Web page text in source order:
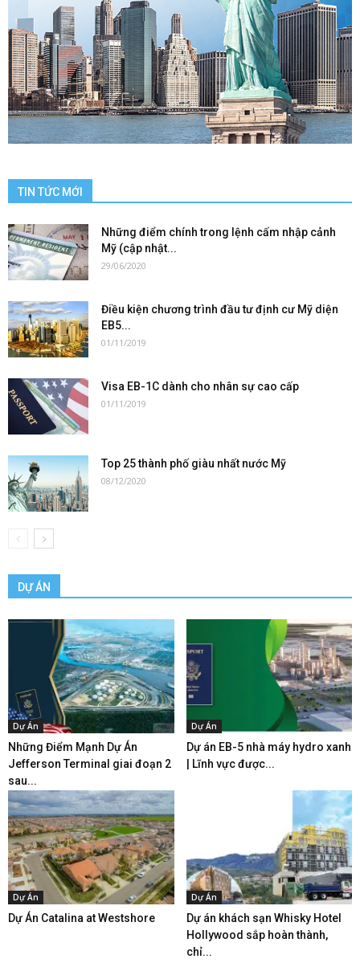
TIN TỨC MỚI
Những điểm chính trong lệnh cấm nhập cảnh
Mỹ (cập nhật...
29/06/2020
Điều kiện chương trình đầu tư định cư Mỹ diện
EB5...
01/11/2019
Visa EB-1C dành cho nhân sự cao cấp
01/11/2019
Top 25 thành phố giàu nhất nước Mỹ
08/12/2020
DỰ ÁN
Dự Án
Những Điểm Mạnh Dự Án
Jefferson Terminal giai đoạn 2
sau...
Dự Án
Dự án EB-5 nhà máy hydro xanh
| Lĩnh vực được...
Dự Án
Dự Án Catalina at Westshore
Dự Án
Dự án khách sạn Whisky Hotel
Hollywood sắp hoàn thành,
chỉ...